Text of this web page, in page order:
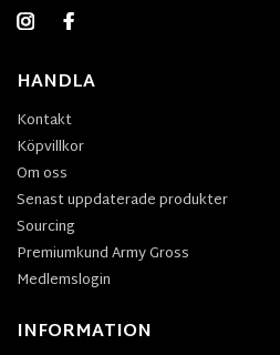
HANDLA
Kontakt
Köpvillkor
Om oss
Senast uppdaterade produkter
Sourcing
Premiumkund Army Gross
Medlemslogin
INFORMATION